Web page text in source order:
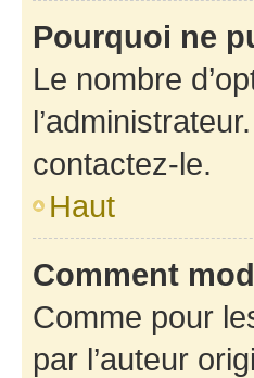
Pourquoi ne
Le nombre
contactez-le.
Haut
Comment
Comme pour
par l’auteur